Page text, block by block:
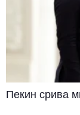
Пекин срива